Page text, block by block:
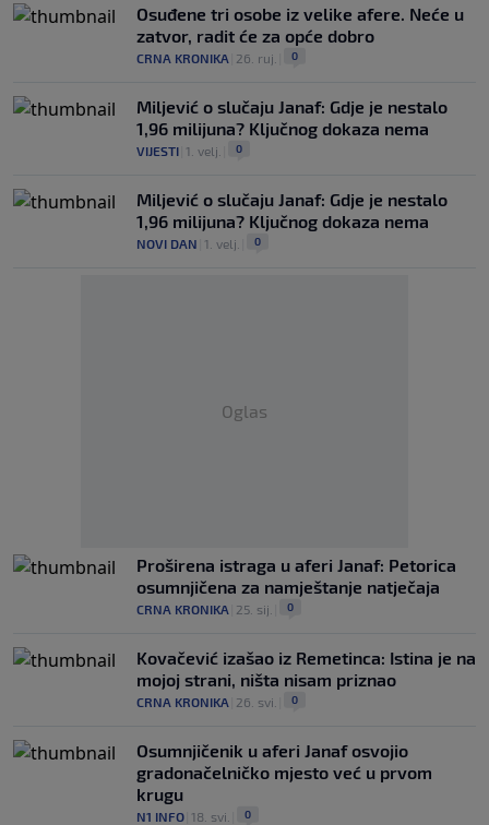
Osuđene tri osobe iz velike afere. Neće u
zatvor, radit će za opće dobro
CRNA KRONIKA 26. ruj. 0
Miljević o slučaju Janaf: Gdje je nestalo
1,96 milijuna? Ključnog dokaza nema
VIJESTI 1. velj. 0
Miljević o slučaju Janaf: Gdje je nestalo
1,96 milijuna? Ključnog dokaza nema
NOVI DAN 1. velj. 0
Oglas
Proširena istraga u aferi Janaf: Petorica
osumnjičena za namještanje natječaja
CRNA KRONIKA 25. sij. 0
Kovačević izašao iz Remetinca: Istina je na
mojoj strani, ništa nisam priznao
CRNA KRONIKA 26. svi. 0
Osumnjičenik u aferi Janaf osvojio
gradonačelničko mjesto već u prvom
krugu
N1 INFO 18. svi. 0